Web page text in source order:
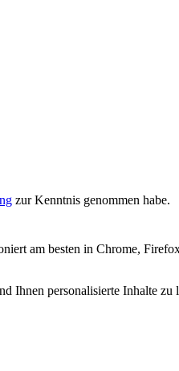
zur Kenntnis genommen habe.
am besten in Chrome,
Ihnen personalisierte Inhalte